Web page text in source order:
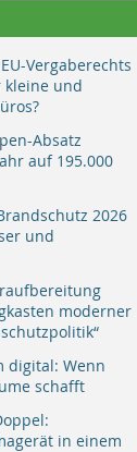
Vergaberechts
kleine und
Absatz
auf 195.000
2026
und
moderner
digital: Wenn
schafft
in einem